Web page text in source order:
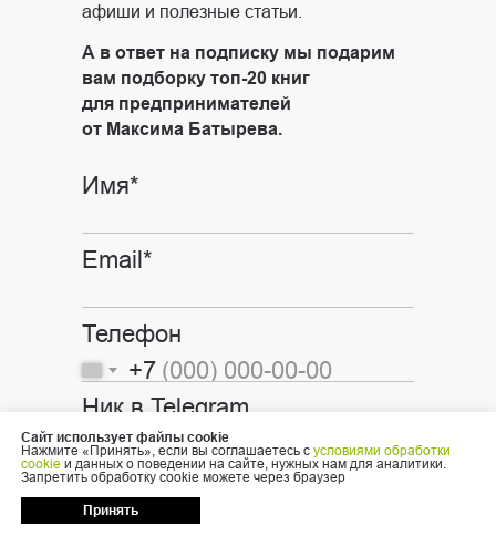
афиши и полезные статьи.
Имя*
Email*
Телефон
+7
Ник в Telegram
Я даюсогласие на обработку
персональных данных
А в ответ на подписку мы подарим
вам подборку топ-20 книг
для предпринимателей
от Максима Батырева.
Сайт использует файлы cookie
Нажмите «Принять», если вы соглашаетесь с условиями обработки
cookie и данных о поведении на сайте, нужных нам для аналитики.
Запретить обработку cookie можете через браузер
Принять